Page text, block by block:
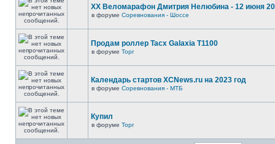
XX Веломарафон Дмитрия Нелюбина - 12 июня
в форуме Соревнования - Шоссе
Продам роллер Tacx Galaxia T1100
в форуме Торг
Календарь стартов XCNews.ru на 2023 год
в форуме Соревнования - МТБ
Купил
в форуме Торг